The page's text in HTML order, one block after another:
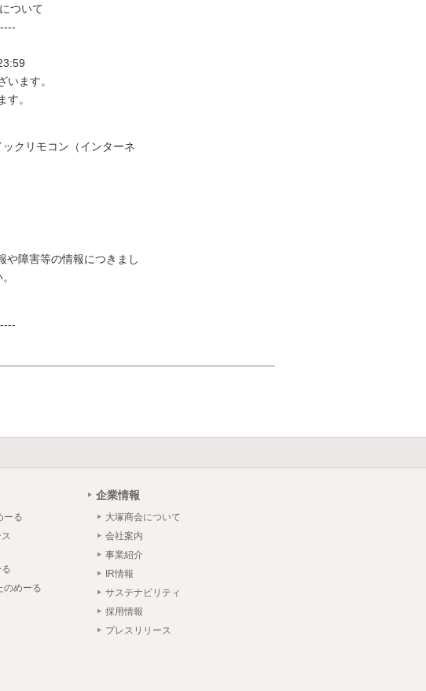
ついて
ます。
。
クリモコン（インターネ
や障害等の情報につきまし
ーる
のめーる
企業情報
大塚商会について
会社案内
事業紹介
IR情報
サステナビリティ
採用情報
プレスリリース